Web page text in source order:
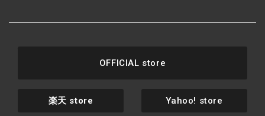
OFFICIAL store
楽天 store Yahoo! store